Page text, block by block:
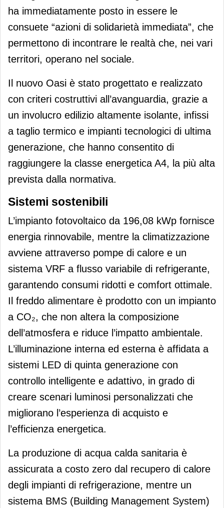
ha immediatamente posto in essere le
consuete “azioni di solidarietà immediata”, che
permettono di incontrare le realtà che, nei vari
territori, operano nel sociale.
Il nuovo Oasi è stato progettato e realizzato
con criteri costruttivi all’avanguardia, grazie a
un involucro edilizio altamente isolante, infissi
a taglio termico e impianti tecnologici di ultima
generazione, che hanno consentito di
raggiungere la classe energetica A4, la più alta
prevista dalla normativa.
Sistemi sostenibili
L’impianto fotovoltaico da 196,08 kWp fornisce
energia rinnovabile, mentre la climatizzazione
avviene attraverso pompe di calore e un
sistema VRF a flusso variabile di refrigerante,
garantendo consumi ridotti e comfort ottimale.
Il freddo alimentare è prodotto con un impianto
a CO₂, che non altera la composizione
dell’atmosfera e riduce l’impatto ambientale.
L’illuminazione interna ed esterna è affidata a
sistemi LED di quinta generazione con
controllo intelligente e adattivo, in grado di
creare scenari luminosi personalizzati che
migliorano l’esperienza di acquisto e
l’efficienza energetica.
La produzione di acqua calda sanitaria è
assicurata a costo zero dal recupero di calore
degli impianti di refrigerazione, mentre un
sistema BMS (Building Management System)